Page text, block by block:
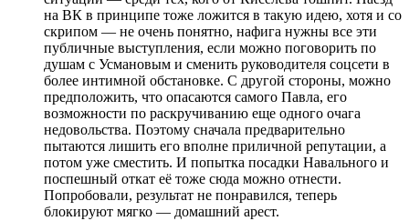
на ВК в принципе тоже ложится в такую идею, хотя и со
скрипом — не очень понятно, нафига нужны все эти
публичные выступления, если можно поговорить по
душам с Усмановым и сменить руководителя соцсети в
более интимной обстановке. С другой стороны, можно
предположить, что опасаются самого Павла, его
возможности по раскручиванию еще одного очага
недовольства. Поэтому сначала предварительно
пытаются лишить его вполне приличной репутации, а
потом уже сместить. И попытка посадки Навального и
поспешный откат её тоже сюда можно отнести.
Попробовали, результат не понравился, теперь
блокируют мягко — домашний арест.